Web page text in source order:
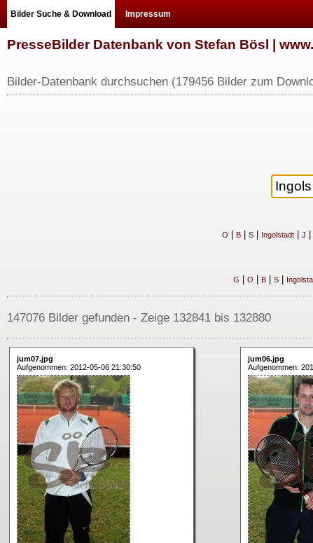
Bilder Suche & Download Impressum
PresseBilder Datenbank von Stefan Bösl |
Bilder-Datenbank durchsuchen (179456 Bilder zum
O B| S| Ingolstadt| J
G O B| S|
147076 Bilder gefunden - Zeige 132841 bis 132880
jum07.jpg
Aufgenommen: 2012-05-06 21:30:50
jum06.jpg
Aufgenommen: